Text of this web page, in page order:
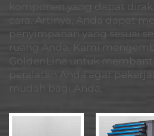
komponen yang dapat
cara. Artinya, Anda dapat
penyimpanan yang sesuai
ruang Anda. Kami
GoldenLine untuk
peralatan Anda agar
mudah bagi Anda.